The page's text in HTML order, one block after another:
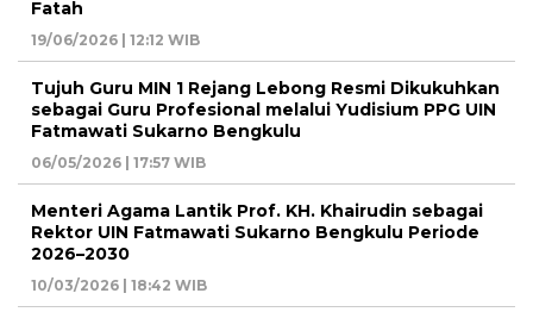
Fatah
19/06/2026 | 12:12 WIB
Tujuh Guru MIN 1 Rejang Lebong Resmi Dikukuhkan
sebagai Guru Profesional melalui Yudisium PPG UIN
Fatmawati Sukarno Bengkulu
06/05/2026 | 17:57 WIB
Menteri Agama Lantik Prof. KH. Khairudin sebagai
Rektor UIN Fatmawati Sukarno Bengkulu Periode
2026–2030
10/03/2026 | 18:42 WIB